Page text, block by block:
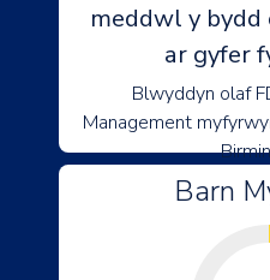
meddwl y bydd
ar gyfer
Blwyddyn olaf
Management
Barn